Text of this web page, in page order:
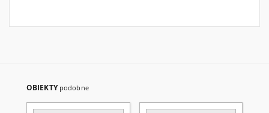
OBIEKTY podobne